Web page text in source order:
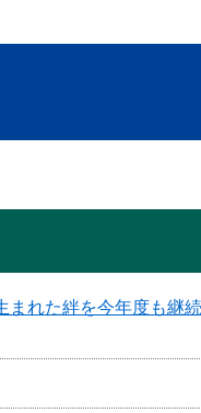
れた絆を今年度も継